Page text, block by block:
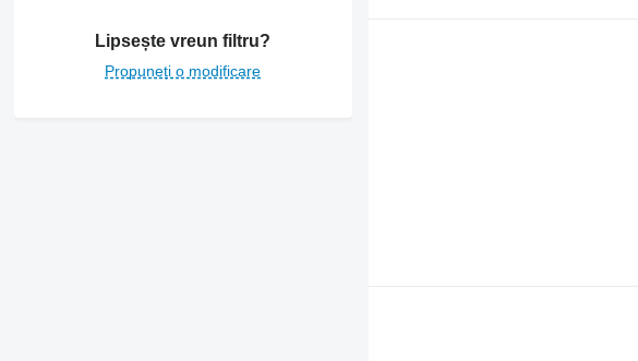
Lipsește vreun filtru?
Propuneți o modificare